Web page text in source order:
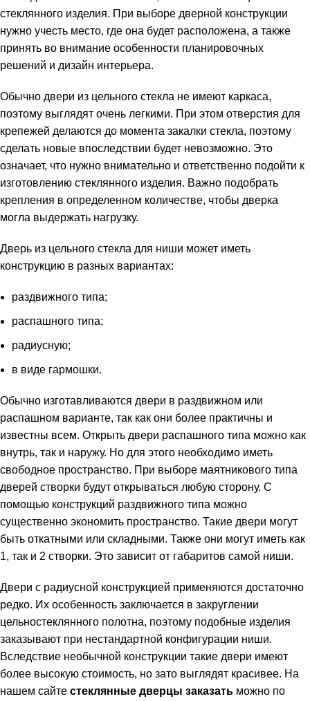
стеклянного изделия. При выборе дверной конструкции
нужно учесть место, где она будет расположена, а также
принять во внимание особенности планировочных
решений и дизайн интерьера.
Обычно двери из цельного стекла не имеют каркаса,
поэтому выглядят очень легкими. При этом отверстия для
крепежей делаются до момента закалки стекла, поэтому
сделать новые впоследствии будет невозможно. Это
означает, что нужно внимательно и ответственно подойти к
изготовлению стеклянного изделия. Важно подобрать
крепления в определенном количестве, чтобы дверка
могла выдержать нагрузку.
Дверь из цельного стекла для ниши может иметь
конструкцию в разных вариантах:
раздвижного типа;
распашного типа;
радиусную;
в виде гармошки.
Обычно изготавливаются двери в раздвижном или
распашном варианте, так как они более практичны и
известны всем. Открыть двери распашного типа можно как
внутрь, так и наружу. Но для этого необходимо иметь
свободное пространство. При выборе маятникового типа
дверей створки будут открываться любую сторону. С
помощью конструкций раздвижного типа можно
существенно экономить пространство. Такие двери могут
быть откатными или складными. Также они могут иметь как
1, так и 2 створки. Это зависит от габаритов самой ниши.
Двери с радиусной конструкцией применяются достаточно
редко. Их особенность заключается в закруглении
цельностеклянного полотна, поэтому подобные изделия
заказывают при нестандартной конфигурации ниши.
Вследствие необычной конструкции такие двери имеют
более высокую стоимость, но зато выглядят красивее. На
нашем сайте стеклянные дверцы заказать можно по